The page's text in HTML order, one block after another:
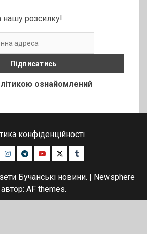
нашу розсилку!
ознайомлений
конфіденційності
Instagram
TelegramYoutubeTwitterTumblr
Бучанські новини. | Newsphere
автор: AF themes.